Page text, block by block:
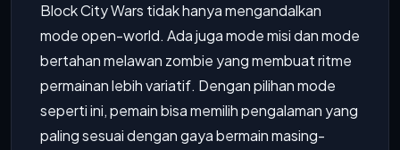
Block City Wars tidak hanya mengandalkan
mode open-world. Ada juga mode misi dan mode
bertahan melawan zombie yang membuat ritme
permainan lebih variatif. Dengan pilihan mode
seperti ini, pemain bisa memilih pengalaman yang
paling sesuai dengan gaya bermain masing-